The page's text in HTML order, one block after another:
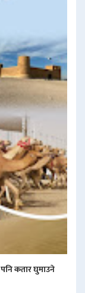
पनि कतार घुमाउने